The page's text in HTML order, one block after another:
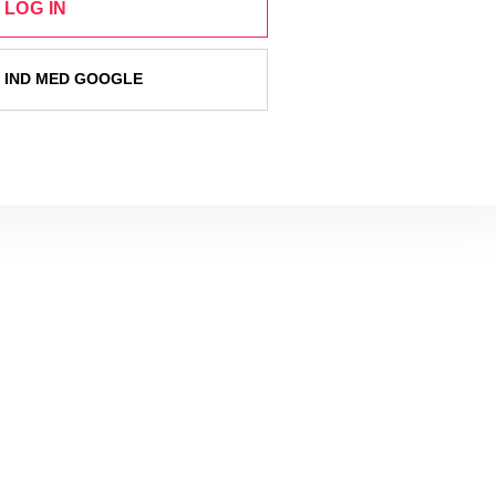
LOG IN
MED GOOGLE